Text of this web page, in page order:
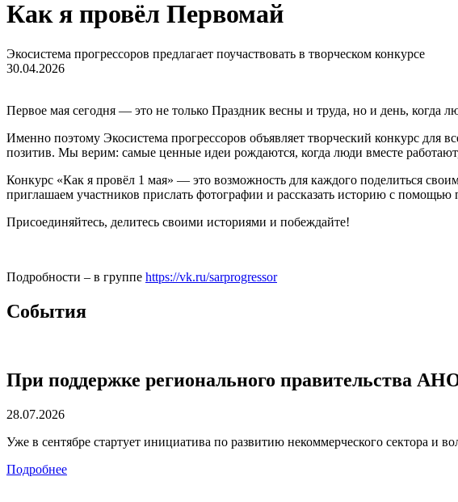
Как я провёл Первомай
Экосистема прогрессоров предлагает поучаствовать в творческом конкурсе
30.04.2026
Первое мая сегодня — это не только Праздник весны и труда, но и день, когда
Именно поэтому Экосистема прогрессоров объявляет творческий конкурс
позитив. Мы верим: самые ценные идеи рождаются, когда люди вместе
Конкурс «Как я провёл 1 мая» — это возможность для каждого поделиться
приглашаем участников прислать фотографии и рассказать историю с
Присоединяйтесь, делитесь своими историями и побеждайте!
Подробности – в группе https://vk.ru/sarprogressor
Cобытия
При поддержке регионального правительства
28.07.2026
Уже в сентябре стартует инициатива по развитию некоммерческого сектора и
Подробнее